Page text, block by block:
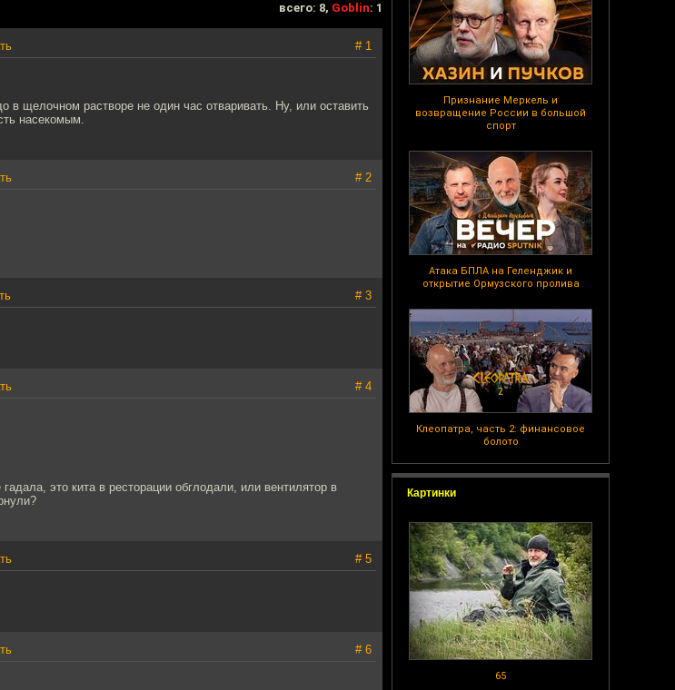
Признание Меркель и
возвращение России в большой
спорт
Атака БПЛА на Геленджик и
открытие Ормузского пролива
Клеопатра, часть 2: финансовое
болото
Картинки
65
всего: 8, Goblin: 1
# 1
в щелочном растворе не один час отваривать. Ну, или оставить
насекомым.
# 2
# 3
# 4
это кита в ресторации обглодали, или вентилятор в
# 5
# 6